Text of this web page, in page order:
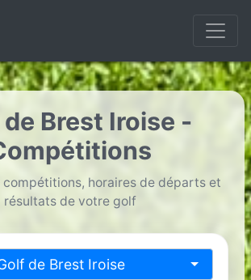
Brest Iroise -
compétitions, horaires de départs et
résultats de votre golf
de Brest Iroise